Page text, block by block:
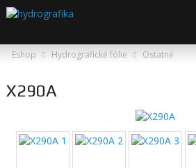
Eshop Hydrografické fólie Ostatné
X290A